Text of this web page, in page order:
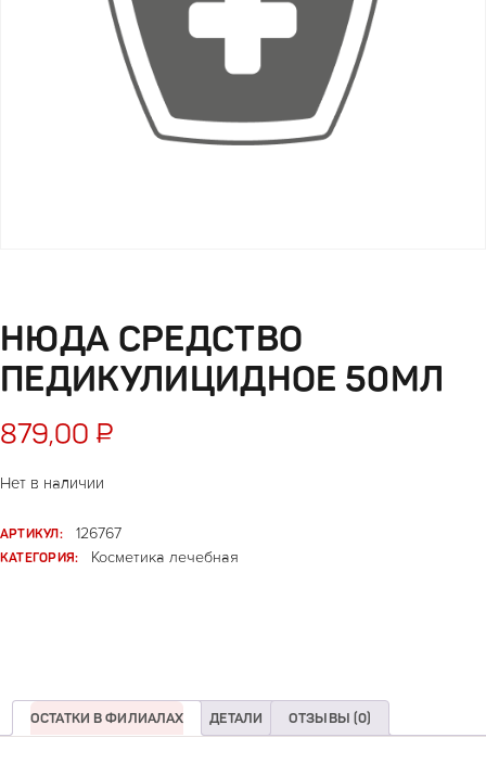
НЮДА СРЕДСТВО
ПЕДИКУЛИЦИДНОЕ 50МЛ
879,00 ₽
Нет в наличии
АРТИКУЛ:
126767
КАТЕГОРИЯ:
Косметика лечебная
ОСТАТКИ В ФИЛИАЛАХ ДЕТАЛИ ОТЗЫВЫ (0)